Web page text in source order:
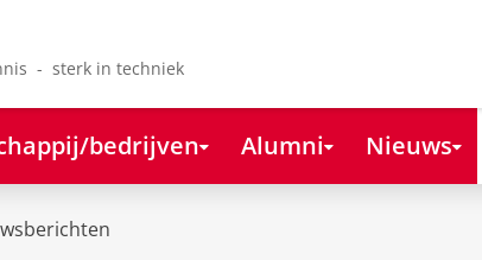
- sterk in techniek
bedrijven Alumni Nieuws